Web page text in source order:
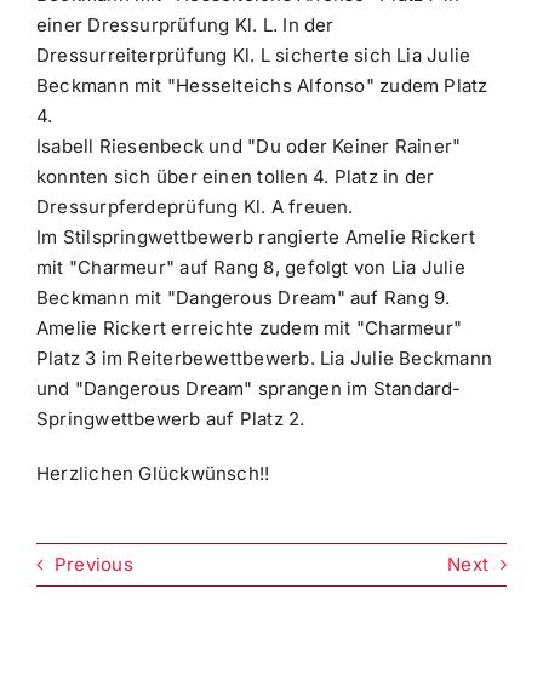
einer Dressurprüfung Kl. L. In der
Dressurreiterprüfung Kl. L sicherte sich Lia Julie
Beckmann mit "Hesselteichs Alfonso" zudem Platz
4.
Isabell Riesenbeck und "Du oder Keiner Rainer"
konnten sich über einen tollen 4. Platz in der
Dressurpferdeprüfung Kl. A freuen.
Im Stilspringwettbewerb rangierte Amelie Rickert
mit "Charmeur" auf Rang 8, gefolgt von Lia Julie
Beckmann mit "Dangerous Dream" auf Rang 9.
Amelie Rickert erreichte zudem mit "Charmeur"
Platz 3 im Reiterbewettbewerb. Lia Julie Beckmann
und "Dangerous Dream" sprangen im Standard-
Springwettbewerb auf Platz 2.
Herzlichen Glückwünsch!!
Previous Next